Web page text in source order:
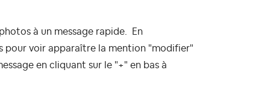
à un message rapide. En
pour voir apparaître la mention "modifier"
en cliquant sur le "+" en bas à